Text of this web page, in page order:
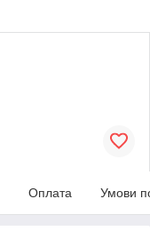
Оплата Умови